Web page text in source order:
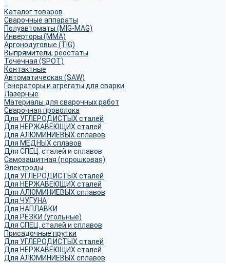
Каталог товаров
Сварочные аппараты
Полуавтоматы (MIG-MAG)
Инверторы (MMA)
Аргонодуговые (TIG)
Выпрямители, реостаты
Точечная (SPOT)
Контактные
Автоматическая (SAW)
Генераторы и агрегаты для сварки
Лазерные
Материалы для сварочных работ
Сварочная проволока
Для УГЛЕРОДИСТЫХ сталей
Для НЕРЖАВЕЮЩИХ сталей
Для АЛЮМИНИЕВЫХ сплавов
Для МЕДНЫХ сплавов
Для СПЕЦ. сталей и сплавов
Самозащитная (порошковая)
Электроды
Для УГЛЕРОДИСТЫХ сталей
Для НЕРЖАВЕЮЩИХ сталей
Для АЛЮМИНИЕВЫХ сплавов
Для ЧУГУНА
Для НАПЛАВКИ
Для РЕЗКИ (угольные)
Для СПЕЦ. сталей и сплавов
Присадочные прутки
Для УГЛЕРОДИСТЫХ сталей
Для НЕРЖАВЕЮЩИХ сталей
Для АЛЮМИНИЕВЫХ сплавов